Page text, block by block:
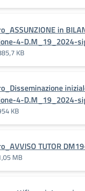
in
4-D.M_19_2024-
KB
4-D.M_19_2024-
KB
TUTOR
MB